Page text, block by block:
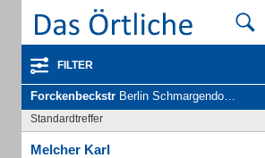
FILTER
Forckenbeckstr Berlin Schmargendorf - Unternehmen und Personen
Standardtreffer
Melcher Karl